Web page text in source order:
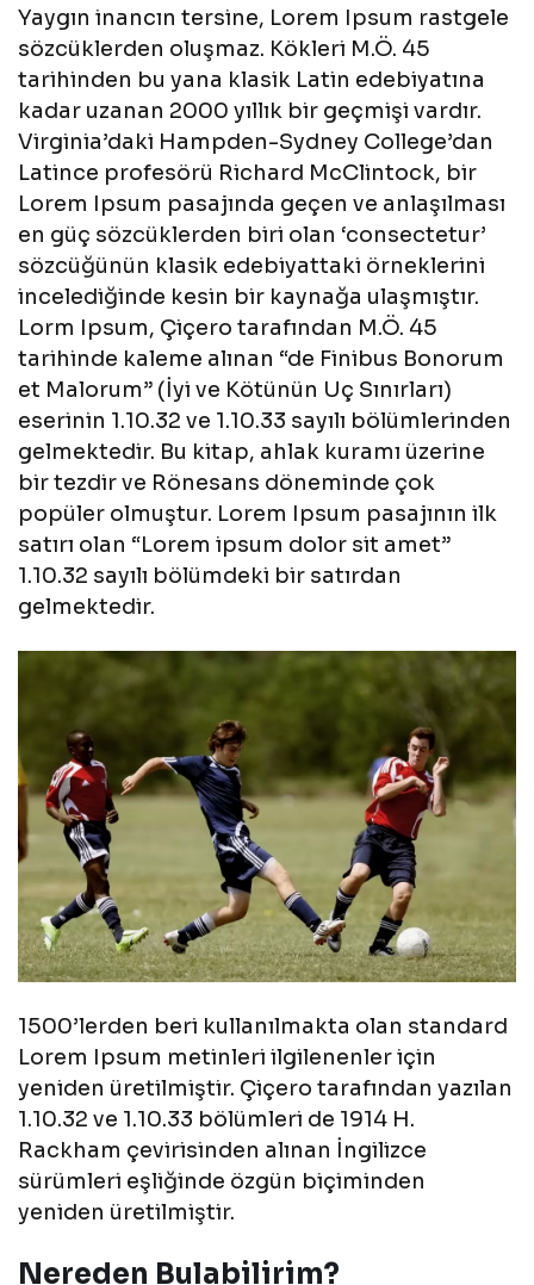
Yaygın inancın tersine, Lorem Ipsum rastgele
sözcüklerden oluşmaz. Kökleri M.Ö. 45
tarihinden bu yana klasik Latin edebiyatına
kadar uzanan 2000 yıllık bir geçmişi vardır.
Virginia’daki Hampden-Sydney College’dan
Latince profesörü Richard McClintock, bir
Lorem Ipsum pasajında geçen ve anlaşılması
en güç sözcüklerden biri olan ‘consectetur’
sözcüğünün klasik edebiyattaki örneklerini
incelediğinde kesin bir kaynağa ulaşmıştır.
Lorm Ipsum, Çiçero tarafından M.Ö. 45
tarihinde kaleme alınan “de Finibus Bonorum
et Malorum” (İyi ve Kötünün Uç Sınırları)
eserinin 1.10.32 ve 1.10.33 sayılı bölümlerinden
gelmektedir. Bu kitap, ahlak kuramı üzerine
bir tezdir ve Rönesans döneminde çok
popüler olmuştur. Lorem Ipsum pasajının ilk
satırı olan “Lorem ipsum dolor sit amet”
1.10.32 sayılı bölümdeki bir satırdan
gelmektedir.
1500’lerden beri kullanılmakta olan standard
Lorem Ipsum metinleri ilgilenenler için
yeniden üretilmiştir. Çiçero tarafından yazılan
1.10.32 ve 1.10.33 bölümleri de 1914 H.
Rackham çevirisinden alınan İngilizce
sürümleri eşliğinde özgün biçiminden
yeniden üretilmiştir.
Nereden Bulabilirim?